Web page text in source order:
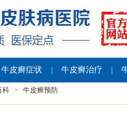
牛皮癣症状 牛皮癣治疗
科 > 牛皮癣预防